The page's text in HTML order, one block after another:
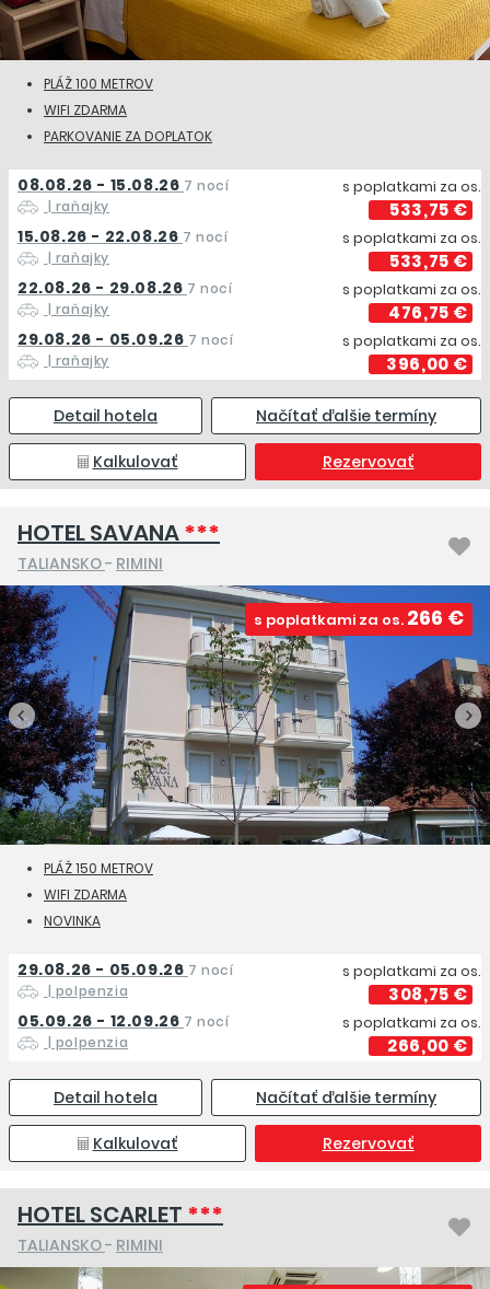
PLÁŽ 100 METROV
WIFI ZDARMA
PARKOVANIE ZA DOPLATOK
08.08.26 - 15.08.26 7 nocí
| raňajky
s poplatkami za os.
533,75 €
15.08.26 - 22.08.26 7 nocí
| raňajky
s poplatkami za os.
533,75 €
22.08.26 - 29.08.26 7 nocí
| raňajky
s poplatkami za os.
476,75 €
29.08.26 - 05.09.26 7 nocí
| raňajky
s poplatkami za os.
396,00 €
Detail hotela Načítať ďalšie termíny
Kalkulovať Rezervovať
HOTEL SAVANA***
TALIANSKO- RIMINI
s poplatkami za os. 266 €
PLÁŽ 150 METROV
WIFI ZDARMA
NOVINKA
29.08.26 - 05.09.26 7 nocí
| polpenzia
s poplatkami za os.
308,75 €
05.09.26 - 12.09.26 7 nocí
| polpenzia
s poplatkami za os.
266,00 €
Detail hotela Načítať ďalšie termíny
Kalkulovať Rezervovať
HOTEL SCARLET ***
TALIANSKO- RIMINI